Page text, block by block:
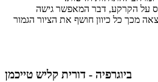
על הקרקע, דבר המאפשר גישה
מכך כל כיוון חושף את הציור הגמור
ביוגרפיה - דורית קליש טייכמן